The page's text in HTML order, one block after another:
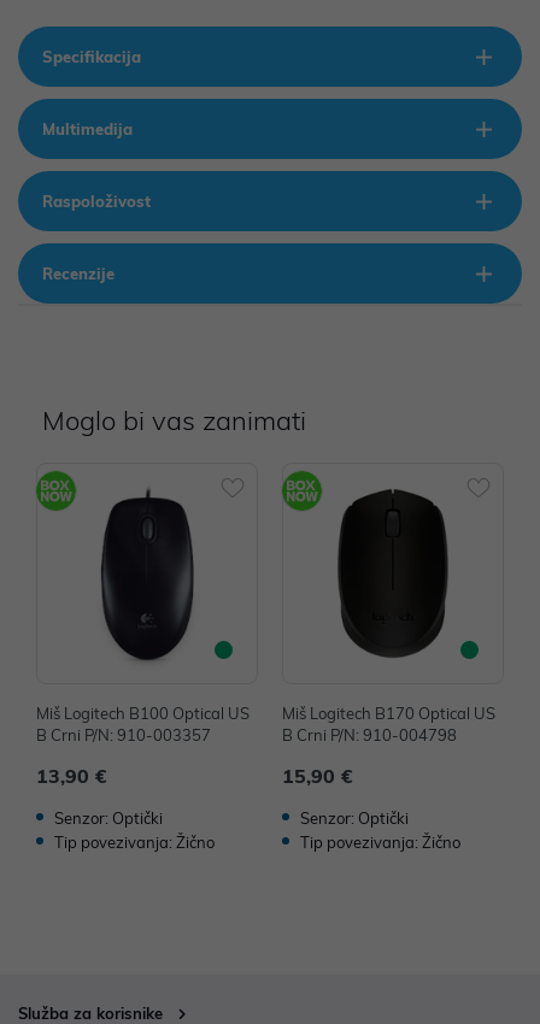
Specifikacija
Multimedija
Raspoloživost
Recenzije
Moglo bi vas zanimati
Miš Logitech B100 Optical US
B Crni P/N: 910-003357
13,90 €
Senzor: Optički
Tip povezivanja: Žično
Miš Logitech B170 Optical US
B Crni P/N: 910-004798
15,90 €
Senzor: Optički
Tip povezivanja: Žično
Služba za korisnike